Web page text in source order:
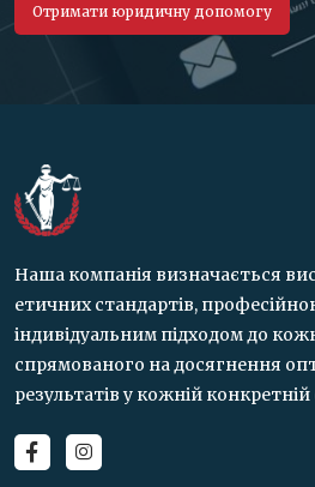
Наша компанія визначається
етичних стандартів,
індивідуальним підходом до
спрямованого на досягнення
результатів у кожній конкретній